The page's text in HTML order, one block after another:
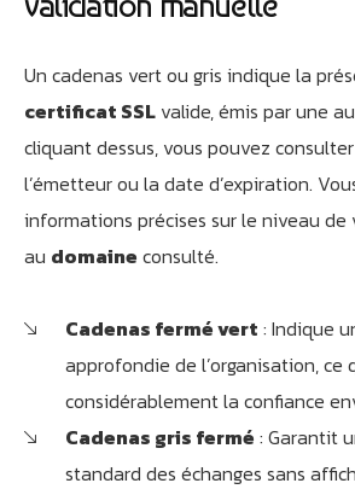
Un cadenas vert ou gris indique la
certificat SSL valide, émis par une
cliquant dessus, vous pouvez
l’émetteur ou la date d’expiration.
informations précises sur le niveau de
au domaine consulté.
Cadenas fermé vert : Indique
approfondie de l’organisation, ce
considérablement la confiance
Cadenas gris fermé : Garantit
standard des échanges sans